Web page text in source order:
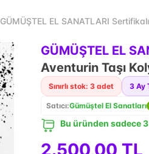
GÜMÜŞTEL EL SANATLARI
GÜMÜŞTEL EL
Aventurin Taşı
Sınırlı stok: 3 adet 3 Ay
Satıcı:Gümüştel El Sanatları
Bu üründen sadece
2.500,00 TL